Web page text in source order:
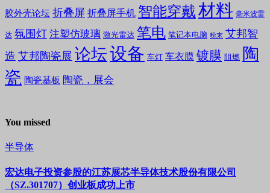
胶外壳论坛 折叠屏 折叠屏手机 智能穿戴材料 毫米波雷
达 氛围灯 注塑仿玻璃 激光雷达 笔电 笔记本电脑 粉末 艾邦智
造 艾邦陶瓷展 论坛设备 车灯 车衣膜 镀膜 阻燃 陶
瓷 陶瓷基板 陶瓷，展会
You missed
半导体
宏达电子投资参股的江苏展芯半导体技术股份有限公司
（SZ.301707）创业板成功上市